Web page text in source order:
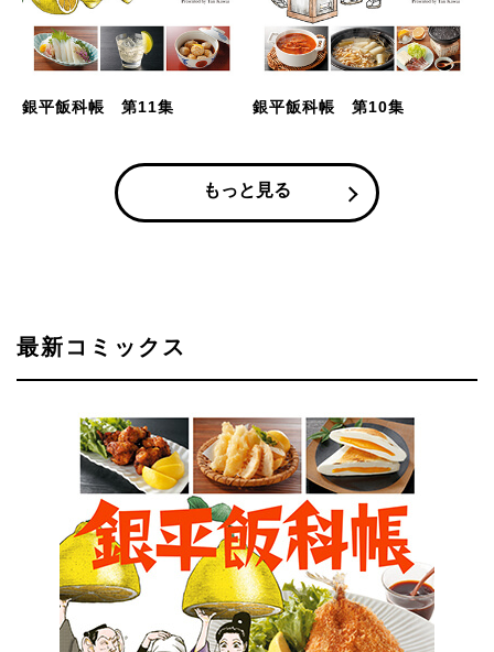
最新コミックス
銀平飯科帳 第11集 銀平飯科帳 第10集
もっと見る